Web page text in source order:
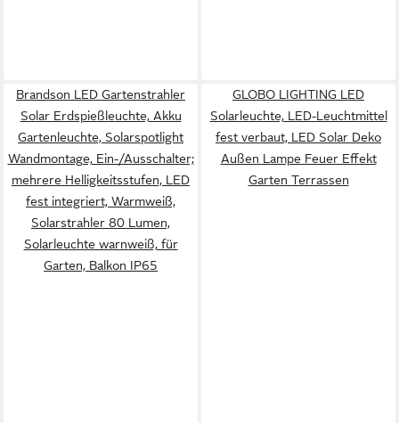
Brandson LED Gartenstrahler
Solar Erdspießleuchte, Akku
Gartenleuchte, Solarspotlight
Wandmontage, Ein-/Ausschalter;
mehrere Helligkeitsstufen, LED
fest integriert, Warmweiß,
Solarstrahler 80 Lumen,
Solarleuchte warnweiß, für
Garten, Balkon IP65
GLOBO LIGHTING LED
Solarleuchte, LED-Leuchtmittel
fest verbaut, LED Solar Deko
Außen Lampe Feuer Effekt
Garten Terrassen